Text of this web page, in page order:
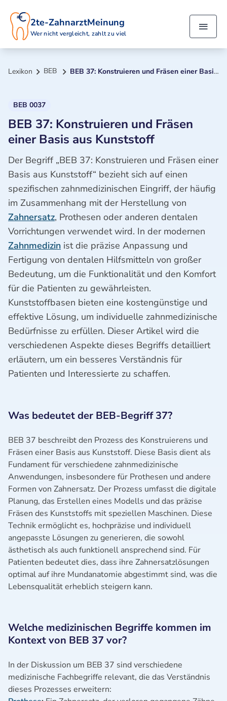
2te-ZahnarztMeinung
Wer nicht vergleicht, zahlt zu viel
Lexikon BEB BEB 37: Konstruieren und Fräsen einer Basis aus Kunststoff
BEB 0037
BEB 37: Konstruieren und Fräsen
einer Basis aus Kunststoff
Der Begriff „BEB 37: Konstruieren und Fräsen einer
Basis aus Kunststoff“ bezieht sich auf einen
spezifischen zahnmedizinischen Eingriff, der häufig
im Zusammenhang mit der Herstellung von
Zahnersatz, Prothesen oder anderen dentalen
Vorrichtungen verwendet wird. In der modernen
Zahnmedizin ist die präzise Anpassung und
Fertigung von dentalen Hilfsmitteln von großer
Bedeutung, um die Funktionalität und den Komfort
für die Patienten zu gewährleisten.
Kunststoffbasen bieten eine kostengünstige und
effektive Lösung, um individuelle zahnmedizinische
Bedürfnisse zu erfüllen. Dieser Artikel wird die
verschiedenen Aspekte dieses Begriffs detailliert
erläutern, um ein besseres Verständnis für
Patienten und Interessierte zu schaffen.
Was bedeutet der BEB-Begriff 37?
BEB 37 beschreibt den Prozess des Konstruierens und
Fräsen einer Basis aus Kunststoff. Diese Basis dient als
Fundament für verschiedene zahnmedizinische
Anwendungen, insbesondere für Prothesen und andere
Formen von Zahnersatz. Der Prozess umfasst die digitale
Planung, das Erstellen eines Modells und das präzise
Fräsen des Kunststoffs mit speziellen Maschinen. Diese
Technik ermöglicht es, hochpräzise und individuell
angepasste Lösungen zu generieren, die sowohl
ästhetisch als auch funktionell ansprechend sind. Für
Patienten bedeutet dies, dass ihre Zahnersatzlösungen
optimal auf ihre Mundanatomie abgestimmt sind, was die
Lebensqualität erheblich steigern kann.
Welche medizinischen Begriffe kommen im
Kontext von BEB 37 vor?
In der Diskussion um BEB 37 sind verschiedene
medizinische Fachbegriffe relevant, die das Verständnis
dieses Prozesses erweitern: